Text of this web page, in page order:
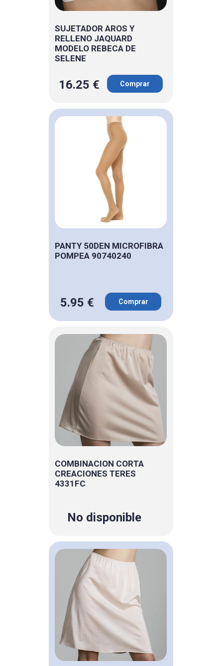
SUJETADOR AROS Y
RELLENO JAQUARD
MODELO REBECA DE
SELENE
16.25 € Comprar
PANTY 50DEN MICROFIBRA
POMPEA 90740240
5.95 € Comprar
COMBINACION CORTA
CREACIONES TERES
4331FC
No disponible